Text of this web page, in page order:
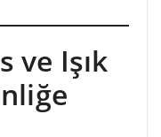
ve Işık